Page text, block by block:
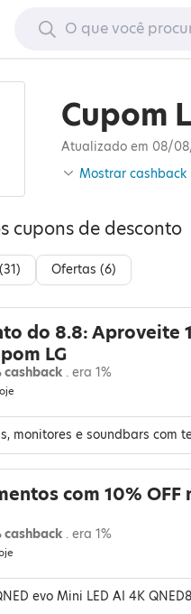
Cupom
Atualizado em 08/
Mostrar
cupons de desconto
31) Ofertas (6)
do 8.8: Aproveite
LG
cashback . era 1%
monitores e soundbars com
com 10% OFF
cashback . era 1%
evo Mini LED AI 4K